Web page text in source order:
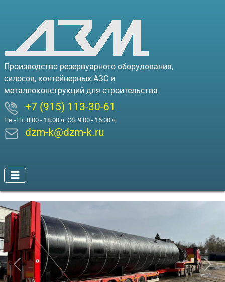
Производство резервуарного оборудования,
силосов, контейнерных АЗС и
металлоконструкций для строительства
+7 (915) 113-30-61
Пн.-Пт. 8:00 - 18:00 ч. Сб. 9:00 - 15:00 ч
dzm-k@dzm-k.ru
Предыдущий